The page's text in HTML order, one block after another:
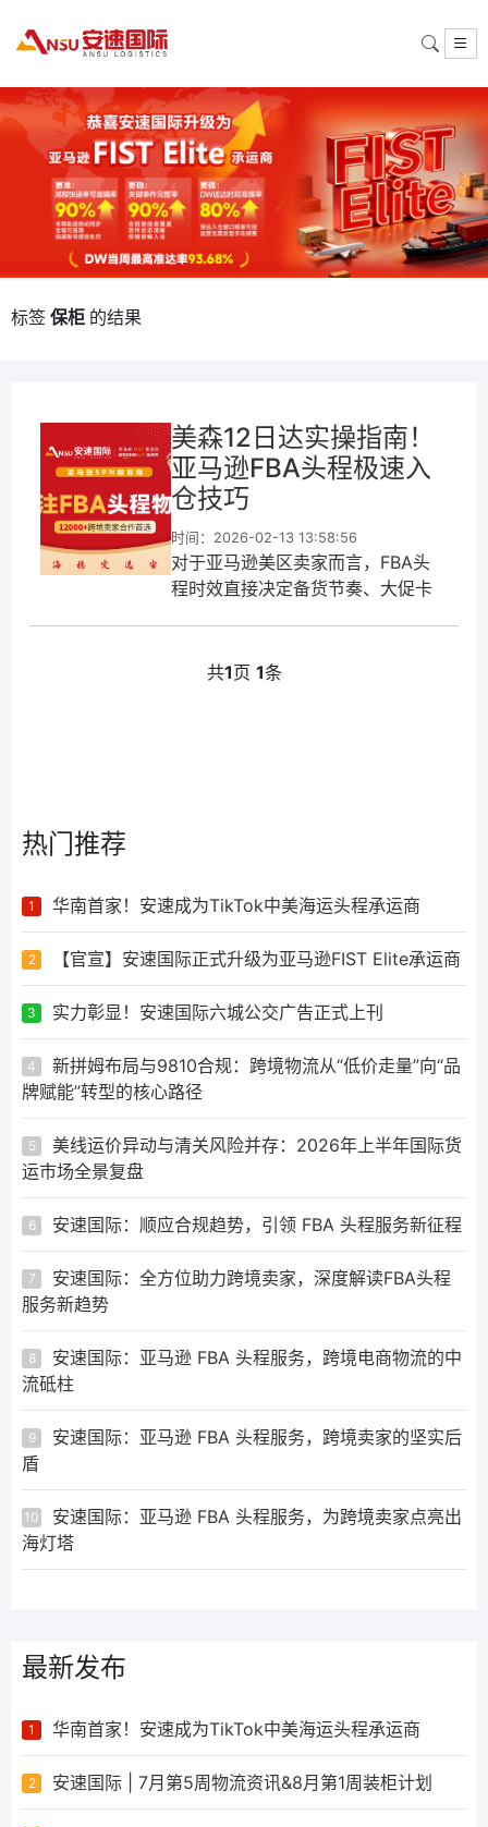
标签 保柜 的结果
美森12日达实操指南！
亚马逊FBA头程极速入
仓技巧
时间：2026-02-13 13:58:56
对于亚马逊美区卖家而言，FBA头
程时效直接决定备货节奏、大促卡
后11-12天即可完成入仓，成为
共1页 1条
热门推荐
1 华南首家！安速成为TikTok中美海运头程承运商
2 【官宣】安速国际正式升级为亚马逊FIST Elite承运商
3 实力彰显！安速国际六城公交广告正式上刊
4
新拼姆布局与9810合规：跨境物流从“低价走量”向“品
牌赋能”转型的核心路径
5
美线运价异动与清关风险并存：2026年上半年国际货
运市场全景复盘
6 安速国际：顺应合规趋势，引领 FBA 头程服务新征程
7
安速国际：全方位助力跨境卖家，深度解读FBA头程
服务新趋势
8
安速国际：亚马逊 FBA 头程服务，跨境电商物流的中
流砥柱
9
安速国际：亚马逊 FBA 头程服务，跨境卖家的坚实后
盾
10
安速国际：亚马逊 FBA 头程服务，为跨境卖家点亮出
海灯塔
最新发布
1 华南首家！安速成为TikTok中美海运头程承运商
2 安速国际 | 7月第5周物流资讯&8月第1周装柜计划